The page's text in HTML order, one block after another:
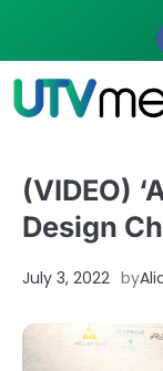
(VIDEO)
Design
July 3, 2022 by